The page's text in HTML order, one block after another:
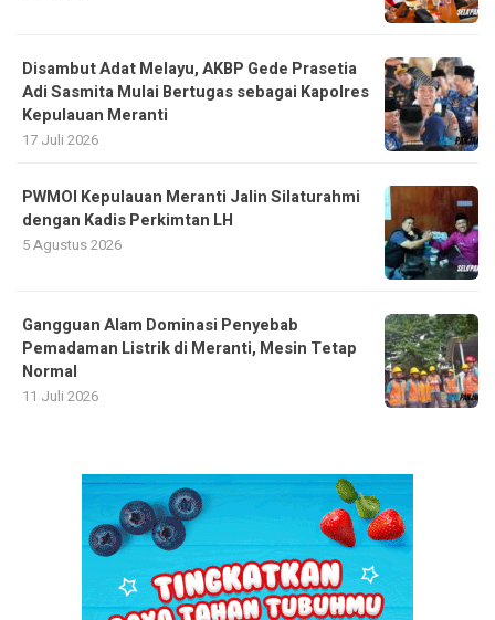
Disambut Adat Melayu, AKBP Gede Prasetia
Adi Sasmita Mulai Bertugas sebagai Kapolres
Kepulauan Meranti
17 Juli 2026
PWMOI Kepulauan Meranti Jalin Silaturahmi
dengan Kadis Perkimtan LH
5 Agustus 2026
Gangguan Alam Dominasi Penyebab
Pemadaman Listrik di Meranti, Mesin Tetap
Normal
11 Juli 2026